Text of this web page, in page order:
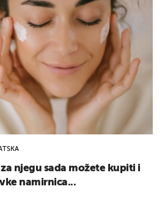
njegu sada možete kupiti i
namirnica...